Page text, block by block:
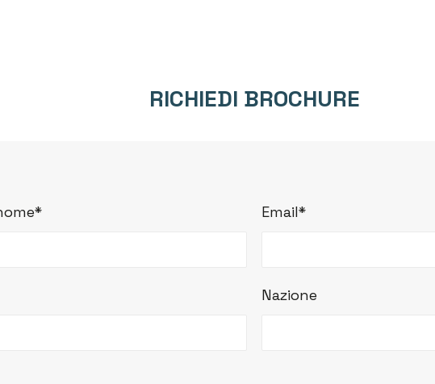
RICHIEDI BROCHURE
Email*
Nazione